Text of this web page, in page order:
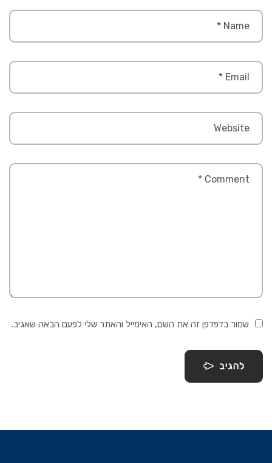
שמור בדפדפן זה את השם, האימייל והאתר שלי לפעם הבאה שאגיב.
להגיב